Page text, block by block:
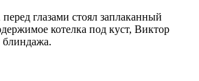
глазами стоял заплаканный
котелка под куст, Виктор
блиндажа.